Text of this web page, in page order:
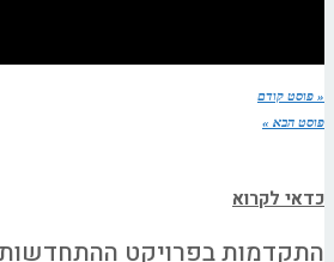
« פוסט קודם
פוסט הבא »
כדאי לקרוא
התקדמות בפרויקט ההתחדשות